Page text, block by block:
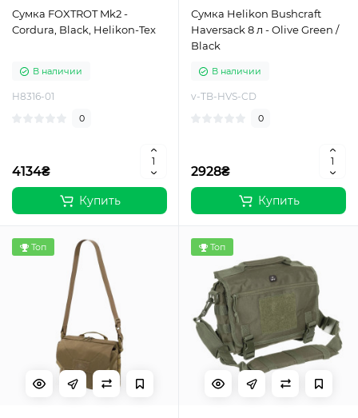
Сумка FOXTROT Mk2 -
Cordura, Black, Helikon-Tex
В наличии
H8316-01
0
4134₴
Купить
Сумка Helikon Bushcraft
Haversack 8 л - Olive Green /
Black
В наличии
v-TB-HVS-CD
0
2928₴
Купить
Топ Топ